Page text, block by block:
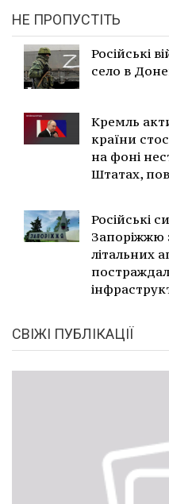
НЕ ПРОПУСТІТЬ
Російські
село в
Кремль
країни
на фоні
Штатах,
Російські
Запоріжжю
літальних
СВІЖІ ПУБЛІКАЦІЇ